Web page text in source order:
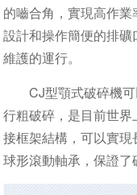
的嚙合角，實現高作
設計和操作簡便的排
維護的運行。
CJ型顎式破碎機可
行粗破碎，是目前世
接框架結構，可以實
球形滾動軸承，保證了